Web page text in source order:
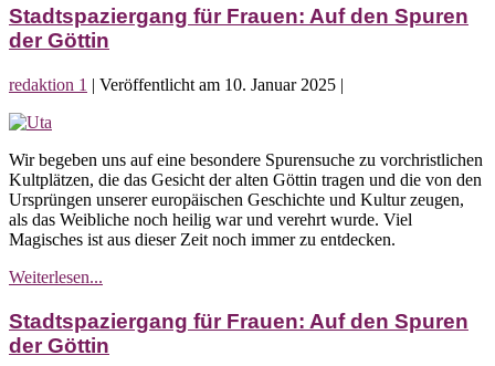
Vollmond
Stadtspaziergang für Frauen: Auf den Spuren
der Göttin
redaktion 1 | Veröffentlicht am 10. Januar 2025 |
Stadtspaziergang
Frauen:
Auf
den
Spuren
der
Wir begeben uns auf eine besondere Spurensuche zu vorchristlichen
Kultplätzen, die das Gesicht der alten Göttin tragen und die von den
Ursprüngen unserer europäischen Geschichte und Kultur zeugen,
als das Weibliche noch heilig war und verehrt wurde. Viel
Magisches ist aus dieser Zeit noch immer zu entdecken.
Weiterlesen...
Frauen:
Auf
den
Stadtspaziergang für Frauen: Auf den Spuren
der Göttin